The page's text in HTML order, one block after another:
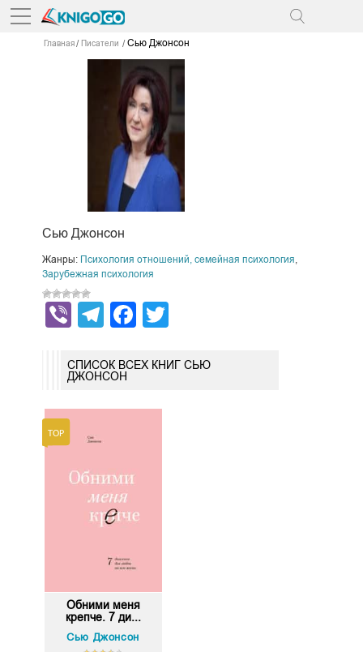
Главная Писатели Сью Джонсон
Сью Джонсон
Жанры: Психология отношений, семейная психология,
Зарубежная психология
ViberTelegram
Facebook
СПИСОК ВСЕХ КНИГ СЬЮ
ДЖОНСОН
Обними меня
крепче. 7 ди...
Сью Джонсон